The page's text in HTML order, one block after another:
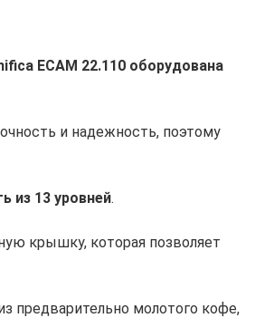
ECAM 22.110 оборудована
и надежность, поэтому
из 13 уровней.
крышку, которая позволяет
предварительно молотого кофе,